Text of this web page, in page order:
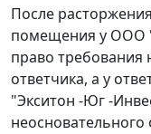
После
помещения у ООО
право требования
ответчика, а у
"Экситон -Юг -